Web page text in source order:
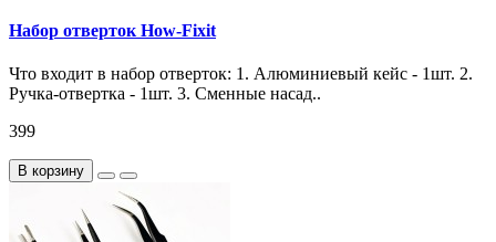
Набор отверток How-Fixit
Что входит в набор отверток: 1. Алюминиевый кейс - 1шт. 2.
Ручка-отвертка - 1шт. 3. Сменные насад..
399
В корзину